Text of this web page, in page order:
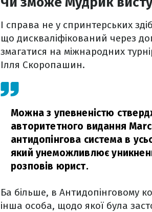
І справа не у спринтерських
що дискваліфікований через
змагатися на міжнародних
Ілля Скоропашин.
Можна з упевненістю
авторитетного видання
антидопінгова система в
який унеможливлює
розповів юрист.
Ба більше, в Антидопінговому
інша особа, щодо якої була